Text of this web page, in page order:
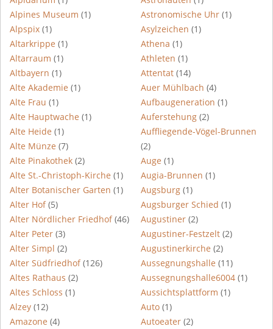
Alpines Museum (1)
Alpspix (1)
Altarkrippe (1)
Altarraum (1)
Altbayern (1)
Alte Akademie (1)
Alte Frau (1)
Alte Hauptwache (1)
Alte Heide (1)
Alte Münze (7)
Alte Pinakothek (2)
Alte St.-Christoph-Kirche (1)
Alter Botanischer Garten (1)
Alter Hof(5)
Alter Nördlicher Friedhof(46)
Alter Peter (3)
Alter Simpl (2)
Alter Südfriedhof(126)
Altes Rathaus (2)
Altes Schloss (1)
Alzey (12)
Amazone (4)
Astronomische Uhr (1)
Asylzeichen (1)
Athena (1)
Athleten (1)
Attentat (14)
Auer Mühlbach (4)
Aufbaugeneration (1)
Auferstehung (2)
Auffliegende-Vögel-Brunnen
(2)
Auge (1)
Augia-Brunnen (1)
Augsburg (1)
Augsburger Schied (1)
Augustiner (2)
Augustiner-Festzelt (2)
Augustinerkirche (2)
Aussegnungshalle (11)
Aussegnungshalle6004 (1)
Aussichtsplattform (1)
Auto (1)
Autoeater (2)